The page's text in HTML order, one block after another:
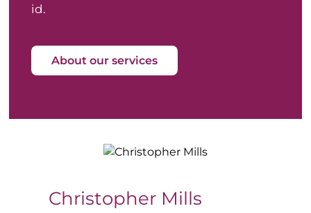
id.
About our services
Christopher Mills